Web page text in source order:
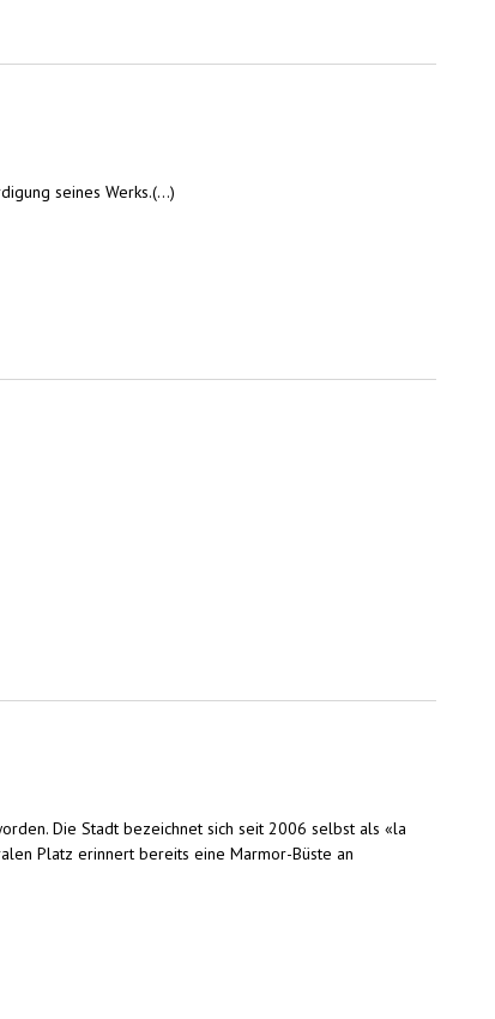
seines Werks.(...)
Die Stadt bezeichnet sich seit 2006 selbst als «la
Platz erinnert bereits eine Marmor-Büste an